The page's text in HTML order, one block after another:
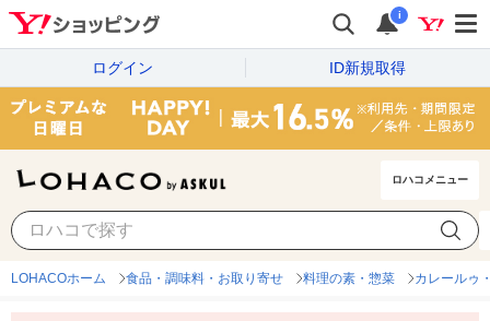
i
ログイン ID新規取得
ロハコメニュー
LOHACOホーム 食品・調味料・お取り寄せ 料理の素・惣菜 カレールゥ